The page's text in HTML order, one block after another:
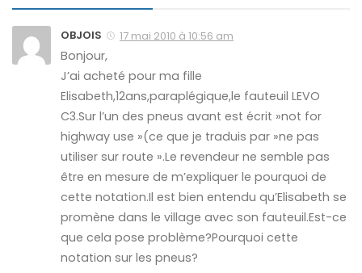
OBJOIS 17 mai 2010 à 10:56 am
Bonjour,
J’ai acheté pour ma fille
Elisabeth,12ans,paraplégique,le fauteuil LEVO
C3.Sur l’un des pneus avant est écrit »not for
highway use »(ce que je traduis par »ne pas
utiliser sur route ».Le revendeur ne semble pas
être en mesure de m’expliquer le pourquoi de
cette notation.Il est bien entendu qu’Elisabeth se
promène dans le village avec son fauteuil.Est-ce
que cela pose problème?Pourquoi cette
notation sur les pneus?